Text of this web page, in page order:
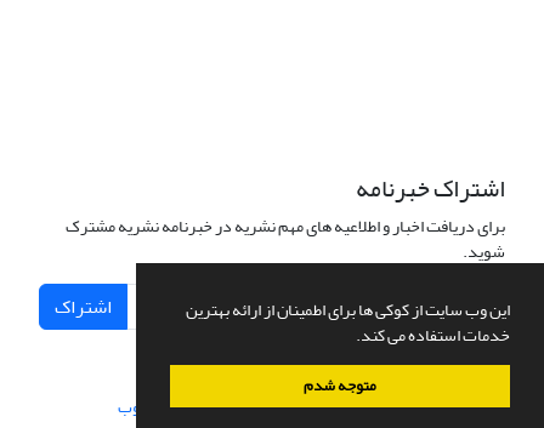
این وب سایت از کوکی ها برای اطمینان از ارائه بهترین
خدمات استفاده می کند.
متوجه شدم
اشتراک خبرنامه
برای دریافت اخبار و اطلاعیه های مهم نشریه در خبرنامه نشریه مشترک
شوید.
اشتراک
سامانه مدیریت نشریات علمی.طراحی و پیاده سازی از سیناوب